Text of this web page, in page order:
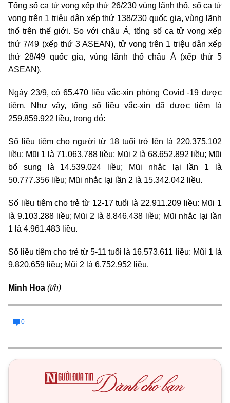
Tổng số ca tử vong xếp thứ 26/230 vùng lãnh thổ, số ca tử
vong trên 1 triệu dân xếp thứ 138/230 quốc gia, vùng lãnh
thổ trên thế giới. So với châu Á, tổng số ca tử vong xếp
thứ 7/49 (xếp thứ 3 ASEAN), tử vong trên 1 triệu dân xếp
thứ 28/49 quốc gia, vùng lãnh thổ châu Á (xếp thứ 5
ASEAN).
Ngày 23/9, có 65.470 liều vắc-xin phòng Covid -19 được
tiêm. Như vậy, tổng số liều vắc-xin đã được tiêm là
259.859.922 liều, trong đó:
Số liều tiêm cho người từ 18 tuổi trở lên là 220.375.102
liều: Mũi 1 là 71.063.788 liều; Mũi 2 là 68.652.892 liều; Mũi
bổ sung là 14.539.024 liều; Mũi nhắc lại lần 1 là
50.777.356 liều; Mũi nhắc lại lần 2 là 15.342.042 liều.
Số liều tiêm cho trẻ từ 12-17 tuổi là 22.911.209 liều: Mũi 1
là 9.103.288 liều; Mũi 2 là 8.846.438 liều; Mũi nhắc lại lần
1 là 4.961.483 liều.
Số liều tiêm cho trẻ từ 5-11 tuổi là 16.573.611 liều: Mũi 1 là
9.820.659 liều; Mũi 2 là 6.752.952 liều.
Minh Hoa (t/h)
0